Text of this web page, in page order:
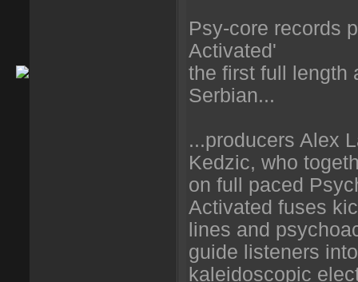
Psy-core records
Activated'
the first full length
Serbian...
...producers Alex
Kedzic, who
on full paced
Activated fuses
lines and
guide listeners
kaleidoscopic